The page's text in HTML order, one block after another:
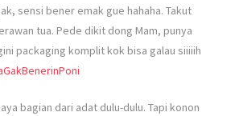
sensi bener emak gue hahaha. Takut
tua. Pede dikit dong Mam, punya
packaging komplit kok bisa galau siiiiih
bagian dari adat dulu-dulu. Tapi konon